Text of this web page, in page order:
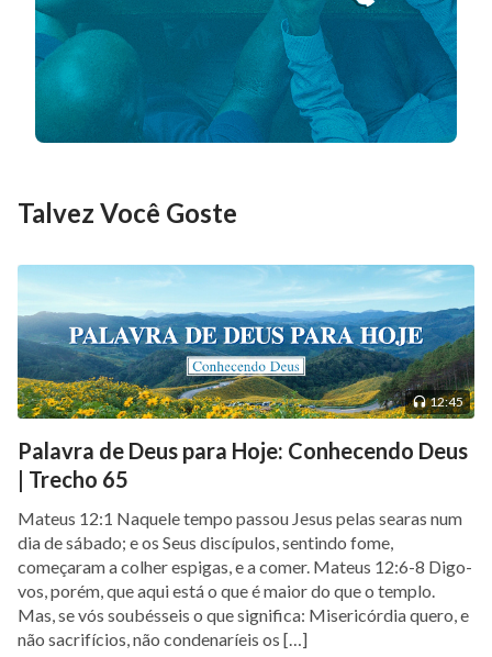
conhecimento mais profundo de Deus e somente
então o plano de gestão de Deus poderá ser
completado.
A Palavra, vol. 1: A aparição e a obra de Deus, “Conhecer a
Talvez Você Goste
12:45
Palavra de Deus para Hoje: Conhecendo Deus
| Trecho 65
Mateus 12:1 Naquele tempo passou Jesus pelas searas num
dia de sábado; e os Seus discípulos, sentindo fome,
começaram a colher espigas, e a comer. Mateus 12:6-8 Digo-
vos, porém, que aqui está o que é maior do que o templo.
Mas, se vós soubésseis o que significa: Misericórdia quero, e
não sacrifícios, não condenaríeis os […]